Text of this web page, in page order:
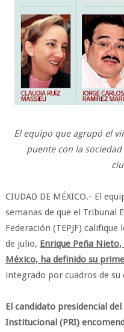
El equipo que agrupó el
puente con la
CIUDAD DE MÉXICO.- El
semanas de que el Tribunal
Federación (TEPJF)
de julio, Enrique Peña
México, ha definido su
integrado por cuadros de
El candidato presidencial
Institucional (PRI)